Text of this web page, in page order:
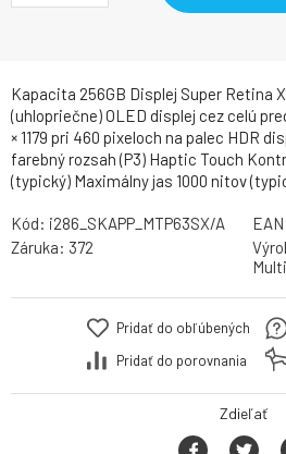
Kapacita 256GB Displej Super Retina
(uhlopriečne) OLED displej cez celú
× 1179 pri 460 pixeloch na palec HDR
farebný rozsah (P3) Haptic Touch
(typický) Maximálny jas 1000 nitov
Kód: i286_SKAPP_MTP63SX/A
Záruka: 372
Pridať do obľúbených
Pridať do porovnania
Zdieľať